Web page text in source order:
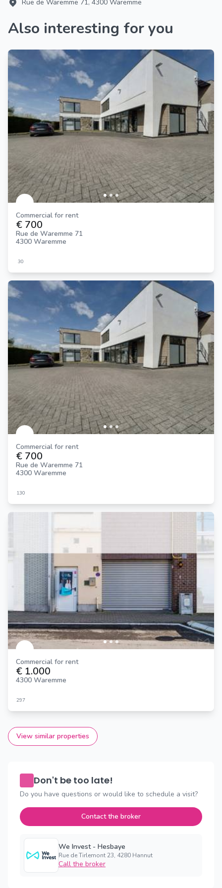
Rue de Waremme 71, 4300 Waremme
Also interesting for you
Commercial for rent
€ 700
Rue de Waremme 71
4300 Waremme
30
Commercial for rent
€ 700
Rue de Waremme 71
4300 Waremme
130
Commercial for rent
€ 1.000
4300 Waremme
297
View similar properties
Don't be too late!
Do you have questions or would like to schedule a visit?
Contact the broker
We Invest - Hesbaye
Rue de Tirlemont 23, 4280 Hannut
Call the broker